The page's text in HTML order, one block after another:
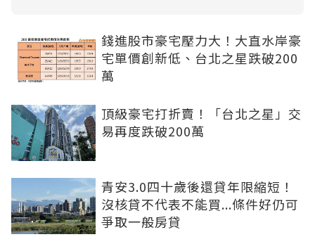
錢進股市豪宅壓力大！大直水岸豪
宅單價創新低、台北之星跌破200
萬
頂級豪宅打折賣！「台北之星」交
易再度跌破200萬
青安3.0四十歲後還貸年限縮短！
沒核貸不代表不能買...條件好仍可
爭取一般房貸